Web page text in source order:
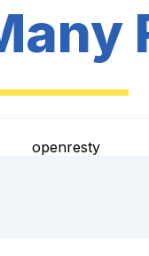
openresty